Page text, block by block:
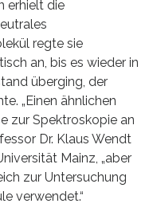
erhielt die
regte sie
an, bis es wieder in
überging, der
„Einen ähnlichen
zur Spektroskopie an
Dr. Klaus Wendt
Mainz, „aber
zur Untersuchung
verwendet.“